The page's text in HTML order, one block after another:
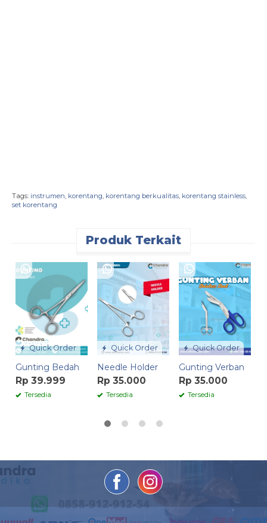
Tags: instrumen korentang korentang berkualitas korentang stainless
set korentang
Produk Terkait
Quick Order
Gunting Bedah
Rp 39.999
Tersedia
Quick Order
Needle Holder
Rp 35.000
Tersedia
Quick Order
Gunting Verban
Rp 35.000
Tersedia